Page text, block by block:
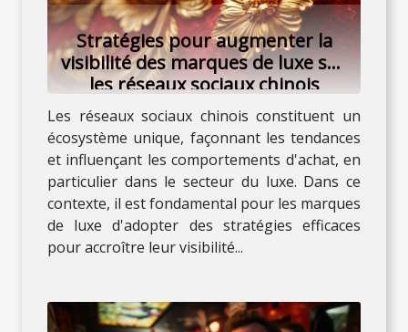
Stratégies pour augmenter la
visibilité des marques de luxe sur
les réseaux sociaux chinois
Les réseaux sociaux chinois constituent un
écosystème unique, façonnant les tendances
et influençant les comportements d'achat, en
particulier dans le secteur du luxe. Dans ce
contexte, il est fondamental pour les marques
de luxe d'adopter des stratégies efficaces
pour accroître leur visibilité...